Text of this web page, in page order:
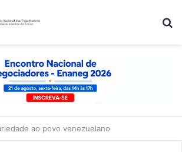
ao povo venezuelano